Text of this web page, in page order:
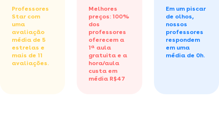
Professores
Star com
uma
avaliação
média de 5
estrelas e
mais de 11
avaliações.
Melhores
preços: 100%
dos
professores
oferecem a
1ª aula
gratuita e a
hora/aula
custa em
média R$47
Em um piscar
de olhos,
nossos
professores
respondem
em uma
média de 0h.